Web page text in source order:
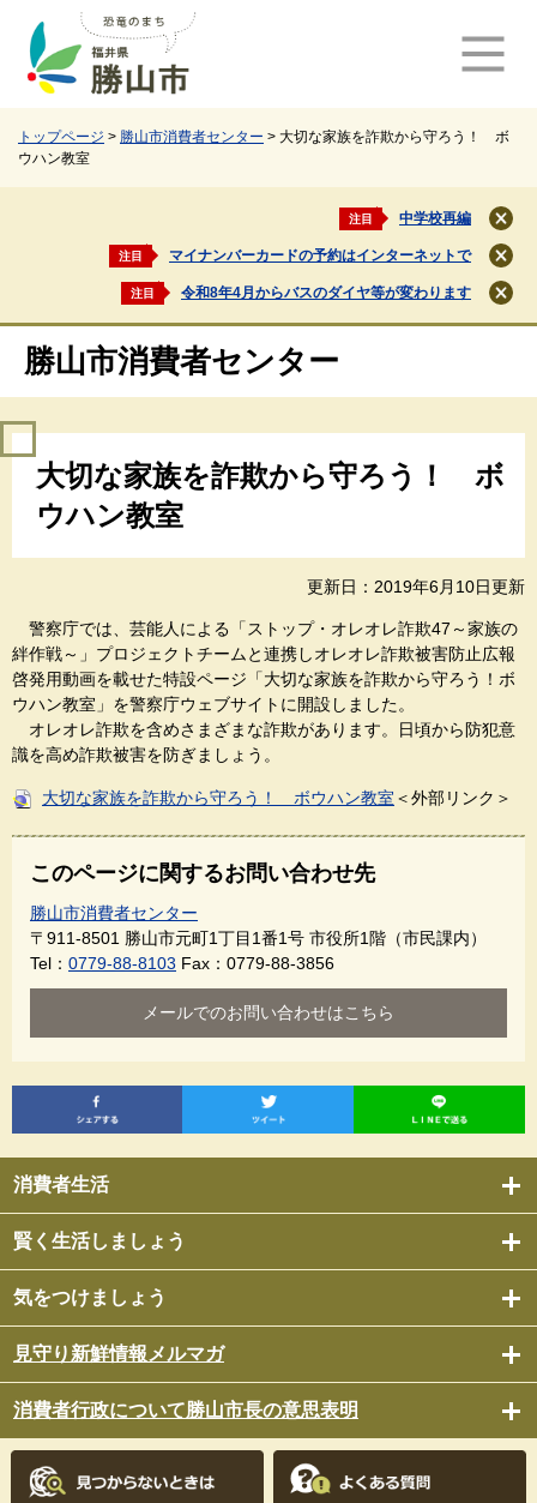
トップページ > 勝山市消費者センター > 大切な家族を詐欺から守ろう！ ボ
ウハン教室
注目 中学校再編
閉
じ
る
注目 マイナンバーカードの予約はインターネットで
閉
じ
る
注目 令和8年4月からバスのダイヤ等が変わります
閉
じ
勝山市消費者センター
消費者生活
賢く生活しましょう
気をつけましょう
見守り新鮮情報メルマガ
消費者行政について勝山市長の意思表明
大切な家族を詐欺から守ろう！ ボ
ウハン教室
更新日：2019年6月10日更新
警察庁では、芸能人による「ストップ・オレオレ詐欺47～家族の
絆作戦～」プロジェクトチームと連携しオレオレ詐欺被害防止広報
啓発用動画を載せた特設ページ「大切な家族を詐欺から守ろう！ボ
ウハン教室」を警察庁ウェブサイトに開設しました。
オレオレ詐欺を含めさまざまな詐欺があります。日頃から防犯意
識を高め詐欺被害を防ぎましょう。
大切な家族を詐欺から守ろう！ ボウハン教室 ＜外部リンク＞
このページに関するお問い合わせ先
勝山市消費者センター
〒911-8501 勝山市元町1丁目1番1号 市役所1階（市民課内）
Tel： 0779-88-8103 Fax：0779-88-3856
メールでのお問い合わせはこちら